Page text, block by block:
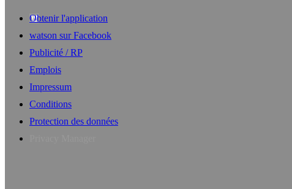
Obtenir l'application
watson sur Facebook
Publicité / RP
Emplois
Impressum
Conditions
Protection des données